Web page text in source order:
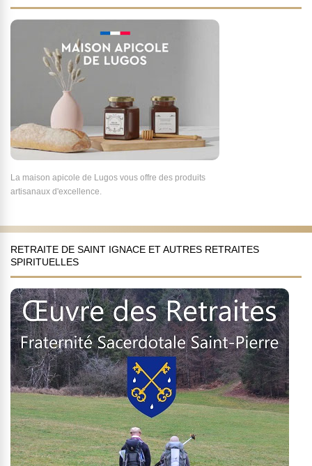
La maison apicole de Lugos vous offre des produits
artisanaux d'excellence.
RETRAITE DE SAINT IGNACE ET AUTRES RETRAITES
SPIRITUELLES